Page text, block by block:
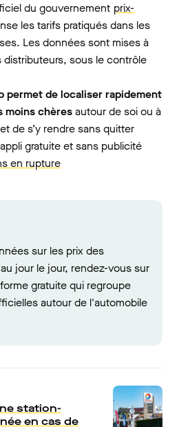
du gouvernement prix-
les tarifs pratiqués dans les
Les données sont mises à
sous le contrôle
permet de localiser rapidement
moins chèresautour de soi ou à
de s’y rendre sans quitter
gratuite et sans publicité
en rupture
sur les prix des
jour le jour, rendez-vous sur
gratuite qui regroupe
autour de l'automobile
station-
en cas de